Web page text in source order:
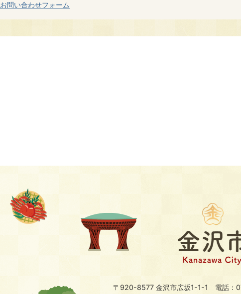
お問い合わせフォーム
〒920-8577 金沢市広坂1-1-1 電話：